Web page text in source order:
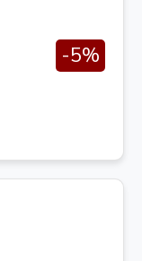
-5%